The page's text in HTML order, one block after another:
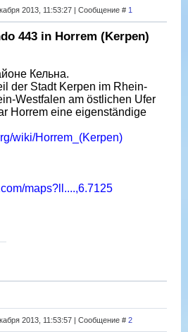
2013, 11:53:27 | Сообщение # 1
443 in Horrem (Kerpen)
Кельна.
der Stadt Kerpen im Rhein-
Westfalen am östlichen Ufer
Horrem eine eigenständige
wiki/Horrem_(Kerpen)
maps?ll....,6.7125
2013, 11:53:57 | Сообщение # 2